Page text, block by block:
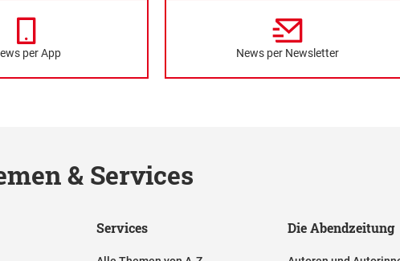
per App News per Newsletter
& Services
Services Die Abendzeitung